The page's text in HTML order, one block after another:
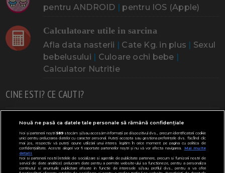
pentru ANDROID | pentru IOS (Apple)
Calculatoare utile in sarcina
Afla data nasterii | Cate Kg. in plus | Sexul
bebelusului | Culoare ochi bebe |
Calculator Nutritie
CINE ESTI? CE CAUTI?
Doresc un copil Adoptia Probleme cu sarcina
Urmeaza sa nasc Probleme alaptare Bebe plange
Bebe febra Caut bona Cresa, Gradinta
Mergem la scoala Copil bolnav Copii cu nevoi speciale
Nouă ne pasă ca datele tale personale să rămână confidențiale
Noi și partenerii noștri589stocăm și/sau accesăm informații pe dispozitivul dvs., precum identificatorii cookie
unici pentru prelucrarea datelor cu caracter personal. Puteți accepta sau gestiona preferințele dvs. făcând clic
mai jos, respectiv vă puteți opune utilizării unui interes legitim în orice moment pe pagina cu politica de
confidențialitate. Aceste alegeri vor fi raportate partenerilor noștri și nu vă vor afecta navigarea.
Mai multe
detalii
Noi si partenerii nostri (retelele de socializare si agentiile de publicitate partenere, precum si furnizorii nostri de
servicii de date analitice) prelucram date pentru a permite website-ului sa functioneze, pentru a personaliza
continutul si anunturile publicitare afisate in functie de interesele si/sau profilul dvs., pentru a va oferi